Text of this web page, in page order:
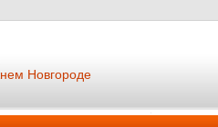
Новгороде